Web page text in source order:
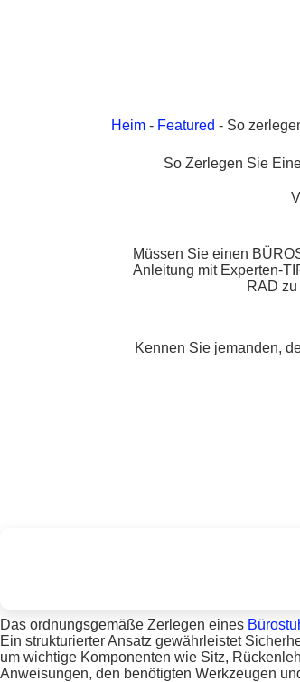
Heim- Featured - So
So Zerlegen Sie
Müssen Sie einen
Anleitung mit Experten-
RAD
Kennen Sie jemanden,
Das ordnungsgemäße Zerlegen eines
Ein strukturierter Ansatz gewährleistet
um wichtige Komponenten wie Sitz,
Anweisungen, den benötigten Werkzeugen